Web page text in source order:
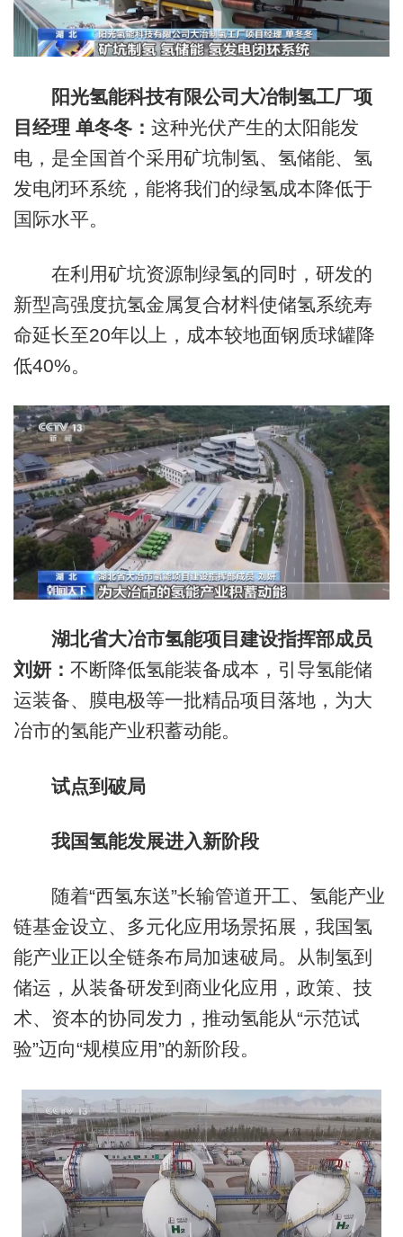
阳光氢能科技有限公司大冶制氢工厂项
目经理 单冬冬： 这种光伏产生的太阳能发
电，是全国首个采用矿坑制氢、氢储能、氢
发电闭环系统，能将我们的绿氢成本降低于
国际水平。
在利用矿坑资源制绿氢的同时，研发的
新型高强度抗氢金属复合材料使储氢系统寿
命延长至20年以上，成本较地面钢质球罐降
低40%。
湖北省大冶市氢能项目建设指挥部成员
刘妍： 不断降低氢能装备成本，引导氢能储
运装备、膜电极等一批精品项目落地，为大
冶市的氢能产业积蓄动能。
试点到破局
我国氢能发展进入新阶段
随着“西氢东送”长输管道开工、氢能产业
链基金设立、多元化应用场景拓展，我国氢
能产业正以全链条布局加速破局。从制氢到
储运，从装备研发到商业化应用，政策、技
术、资本的协同发力，推动氢能从“示范试
验”迈向“规模应用”的新阶段。